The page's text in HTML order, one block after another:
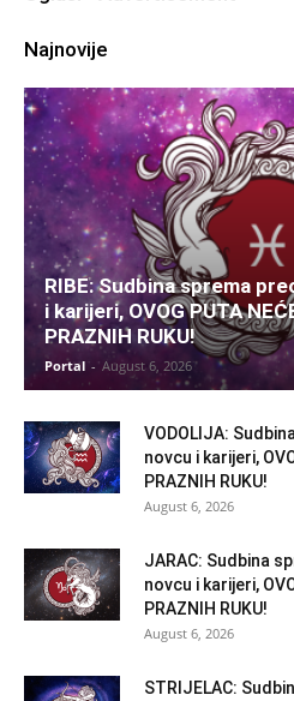
Najnovije
RIBE: Sudbina sprema
i karijeri, OVOG PUTA
PRAZNIH RUKU!
Portal - August 6, 2026
VODOLIJA:
novcu i karijeri,
PRAZNIH RUKU!
August 6, 2026
JARAC: Sudbina
novcu i karijeri,
PRAZNIH RUKU!
August 6, 2026
STRIJELAC: